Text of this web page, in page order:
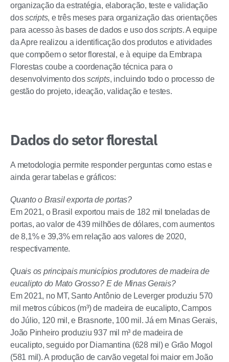
organização da estratégia, elaboração, teste e validação
dosscripts, e três meses para organização das orientações
para acesso às bases de dados e uso dosscripts. A equipe
da Apre realizou a identificação dos produtos e atividades
que compõem o setor florestal, e à equipe da Embrapa
Florestas coube a coordenação técnica para o
desenvolvimento dosscripts, incluindo todo o processo de
gestão do projeto, ideação, validação e testes.
Dados do setor florestal
A metodologia permite responder perguntas como estas e
ainda gerar tabelas e gráficos:
Quanto o Brasil exporta de portas?
Em 2021, o Brasil exportou mais de 182 mil toneladas de
portas, ao valor de 439 milhões de dólares, com aumentos
de 8,1% e 39,3% em relação aos valores de 2020,
respectivamente.
Quais os principais municípios produtores de madeira de
eucalipto do Mato Grosso? E de Minas Gerais?
Em 2021, no MT, Santo Antônio de Leverger produziu 570
mil metros cúbicos (m³) de madeira de eucalipto, Campos
do Júlio, 120 mil, e Brasnorte, 100 mil. Já em Minas Gerais,
João Pinheiro produziu 937 mil m³ de madeira de
eucalipto, seguido por Diamantina (628 mil) e Grão Mogol
(581 mil). A produção de carvão vegetal foi maior em João